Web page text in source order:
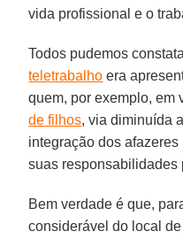
vida profissional e o
Todos pudemos
teletrabalho era
quem, por exemplo, em
de filhos, via diminuída
integração dos
suas responsabilidades
Bem verdade é que,
considerável do local